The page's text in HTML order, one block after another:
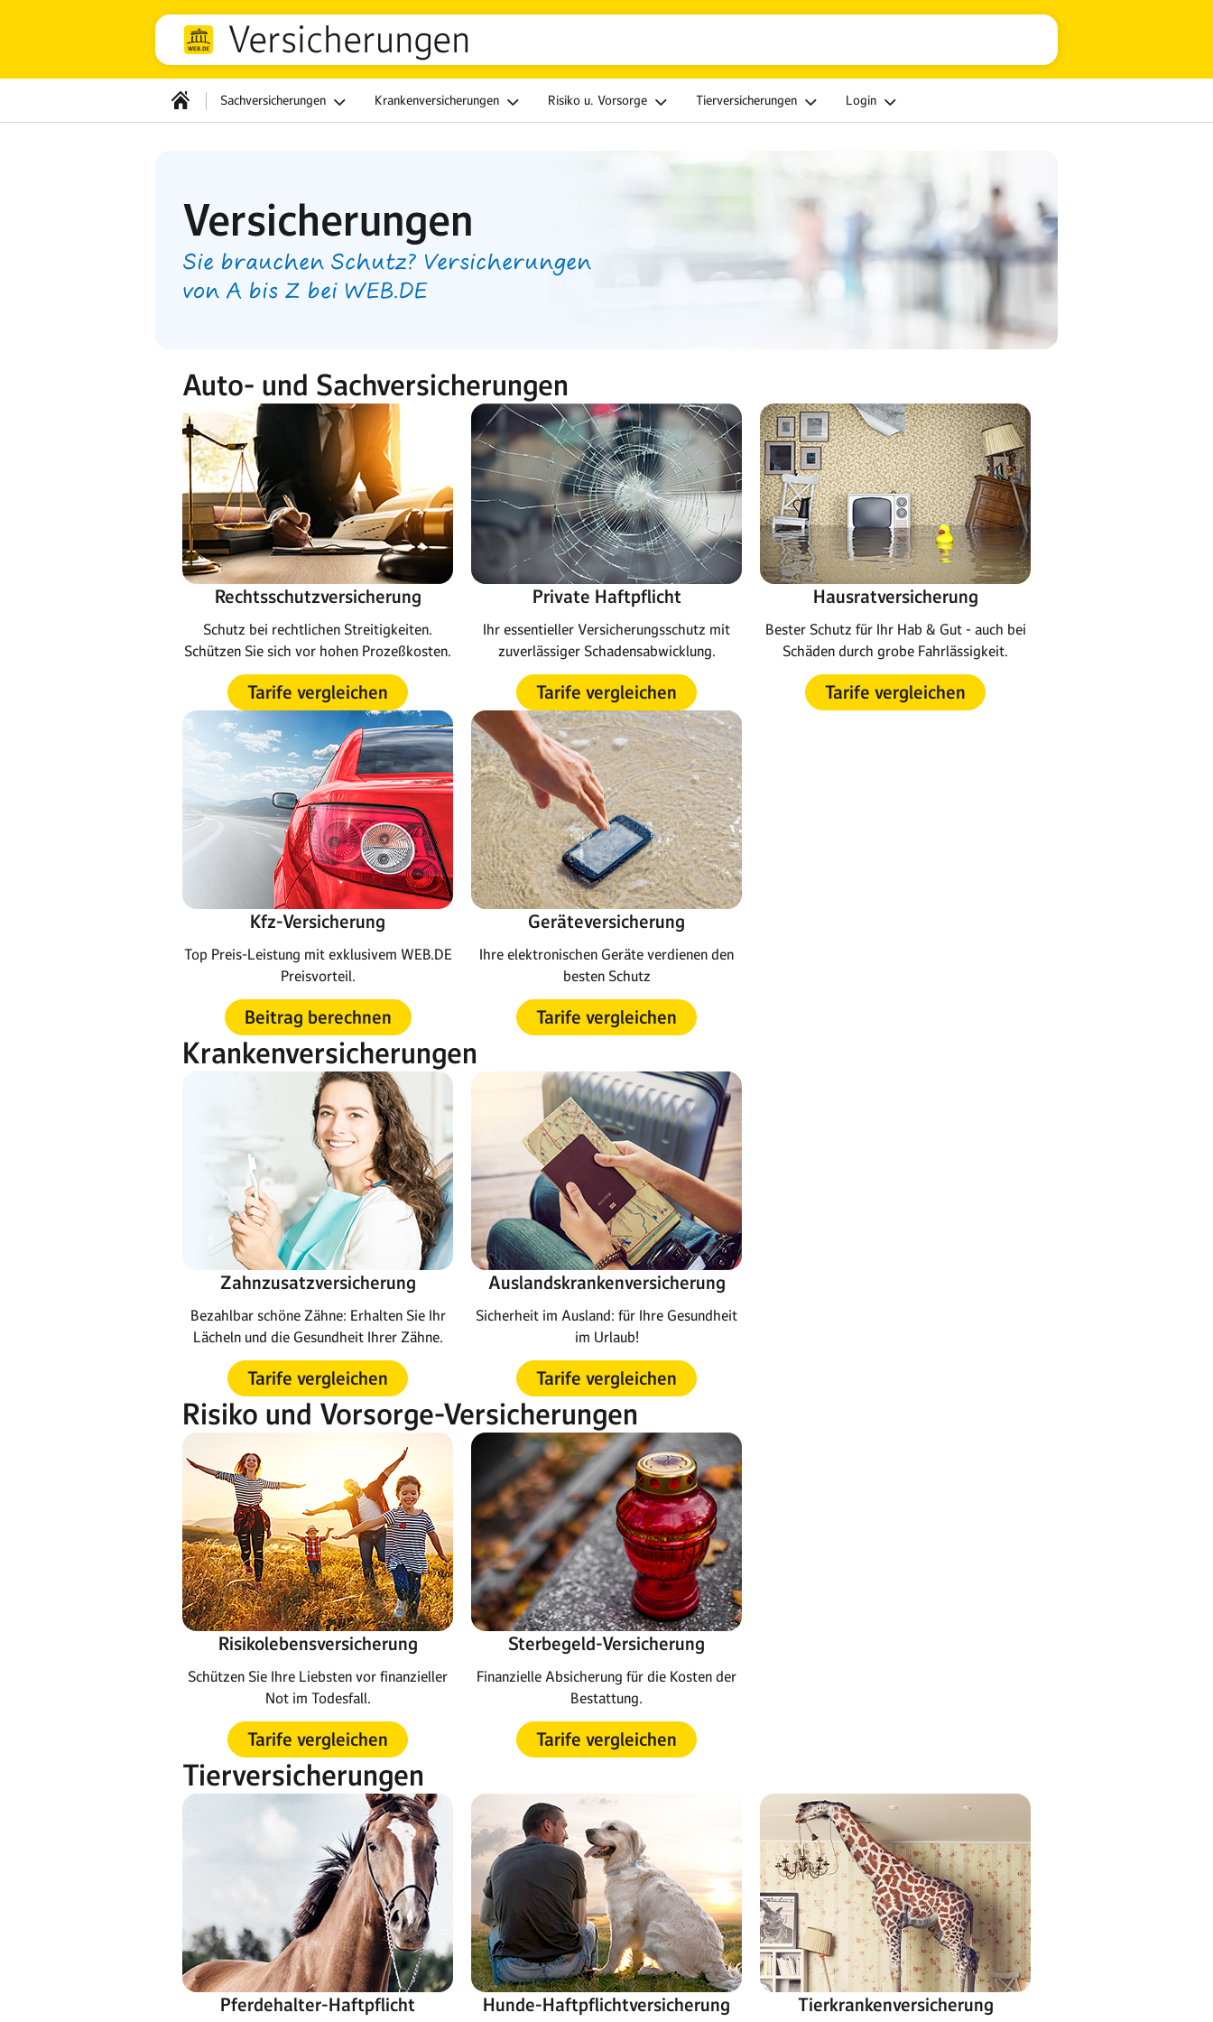
Versicherungen
Sachversicherungen Krankenversicherungen Risiko u. Vorsorge Tierversicherungen Login
Versicherungen
Sie brauchen Schutz? Versicherungen
von A bis Z bei WEB.DE
Auto- und Sachversicherungen
Rechtsschutzversicherung
Schutz bei rechtlichen Streitigkeiten.
Schützen Sie sich vor hohen Prozeßkosten.
Tarife vergleichen
Private Haftpflicht
Ihr essentieller Versicherungsschutz mit
zuverlässiger Schadensabwicklung.
Tarife vergleichen
Hausratversicherung
Bester Schutz für Ihr Hab & Gut - auch bei
Schäden durch grobe Fahrlässigkeit.
Tarife vergleichen
Kfz-Versicherung
Top Preis-Leistung mit exklusivem WEB.DE
Preisvorteil.
Beitrag berechnen
Geräteversicherung
Ihre elektronischen Geräte verdienen den
besten Schutz
Tarife vergleichen
Krankenversicherungen
Zahnzusatzversicherung
Bezahlbar schöne Zähne: Erhalten Sie Ihr
Lächeln und die Gesundheit Ihrer Zähne.
Tarife vergleichen
Auslandskrankenversicherung
Sicherheit im Ausland: für Ihre Gesundheit
im Urlaub!
Tarife vergleichen
Risiko und Vorsorge-Versicherungen
Risikolebensversicherung
Schützen Sie Ihre Liebsten vor finanzieller
Not im Todesfall.
Tarife vergleichen
Sterbegeld-Versicherung
Finanzielle Absicherung für die Kosten der
Bestattung.
Tarife vergleichen
Tierversicherungen
Pferdehalter-Haftpflicht Hunde-Haftpflichtversicherung Tierkrankenversicherung